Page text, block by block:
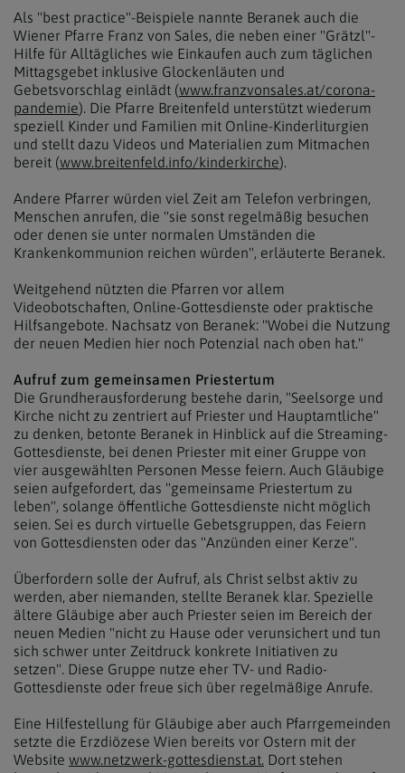
Als "best practice"-Beispiele nannte Beranek auch die
Wiener Pfarre Franz von Sales, die neben einer "Grätzl"-
Hilfe für Alltägliches wie Einkaufen auch zum täglichen
Mittagsgebet inklusive Glockenläuten und
Gebetsvorschlag einlädt (www.franzvonsales.at/corona-
pandemie). Die Pfarre Breitenfeld unterstützt wiederum
speziell Kinder und Familien mit Online-Kinderliturgien
und stellt dazu Videos und Materialien zum Mitmachen
bereit (www.breitenfeld.info/kinderkirche).
Andere Pfarrer würden viel Zeit am Telefon verbringen,
Menschen anrufen, die "sie sonst regelmäßig besuchen
oder denen sie unter normalen Umständen die
Krankenkommunion reichen würden", erläuterte Beranek.
Weitgehend nützten die Pfarren vor allem
Videobotschaften, Online-Gottesdienste oder praktische
Hilfsangebote. Nachsatz von Beranek: "Wobei die Nutzung
der neuen Medien hier noch Potenzial nach oben hat."
Aufruf zum gemeinsamen Priestertum
Die Grundherausforderung bestehe darin, "Seelsorge und
Kirche nicht zu zentriert auf Priester und Hauptamtliche"
zu denken, betonte Beranek in Hinblick auf die Streaming-
Gottesdienste, bei denen Priester mit einer Gruppe von
vier ausgewählten Personen Messe feiern. Auch Gläubige
seien aufgefordert, das "gemeinsame Priestertum zu
leben", solange öffentliche Gottesdienste nicht möglich
seien. Sei es durch virtuelle Gebetsgruppen, das Feiern
von Gottesdiensten oder das "Anzünden einer Kerze".
Überfordern solle der Aufruf, als Christ selbst aktiv zu
werden, aber niemanden, stellte Beranek klar. Spezielle
ältere Gläubige aber auch Priester seien im Bereich der
neuen Medien "nicht zu Hause oder verunsichert und tun
sich schwer unter Zeitdruck konkrete Initiativen zu
setzen". Diese Gruppe nutze eher TV- und Radio-
Gottesdienste oder freue sich über regelmäßige Anrufe.
Eine Hilfestellung für Gläubige aber auch Pfarrgemeinden
setzte die Erzdiözese Wien bereits vor Ostern mit der
Website www.netzwerk-gottesdienst.at. Dort stehen